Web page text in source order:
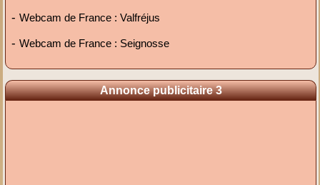
-Webcam de France : Valfréjus
-Webcam de France : Seignosse
Annonce publicitaire 3